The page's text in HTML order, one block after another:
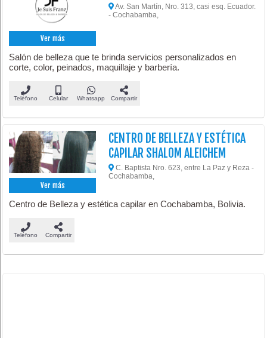
Ver más
Av. San Martín, Nro. 313, casi esq. Ecuador.
- Cochabamba,
Salón de belleza que te brinda servicios personalizados en
corte, color, peinados, maquillaje y barbería.
Teléfono Celular Whatsapp Compartir
Ver más
CENTRO DE BELLEZA Y ESTÉTICA
CAPILAR SHALOM ALEICHEM
C. Baptista Nro. 623, entre La Paz y Reza -
Cochabamba,
Centro de Belleza y estética capilar en Cochabamba, Bolivia.
Teléfono Compartir